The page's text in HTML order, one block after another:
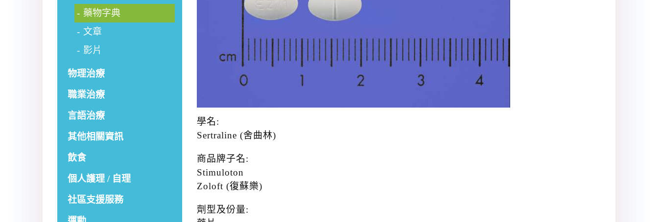
藥物字典
文章
影片
物理治療
職業治療
言語治療
其他相關資訊
飲食
個人護理 / 自理
社區支援服務
學名:
Sertraline (舍曲林)
商品牌子名:
Stimuloton
Zoloft (復蘇樂)
劑型及份量: